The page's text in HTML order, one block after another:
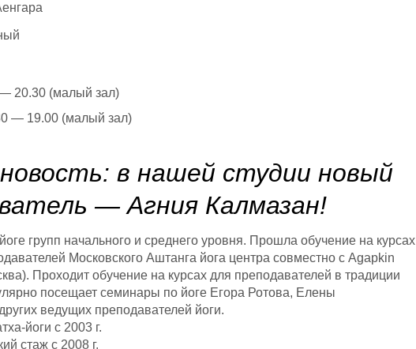
20.30 (малый зал)
— 19.00 (малый зал)
в нашей студии новый
— Агния Калмазан!
групп начального и среднего уровня. Прошла обучение на курсах
Московского Аштанга йога центра совместно с Agapkin
Проходит обучение на курсах для преподавателей в традиции
посещает семинары по йоге Егора Ротова, Елены
ведущих преподавателей йоги.
йоги с 2003 г.
стаж с 2008 г.